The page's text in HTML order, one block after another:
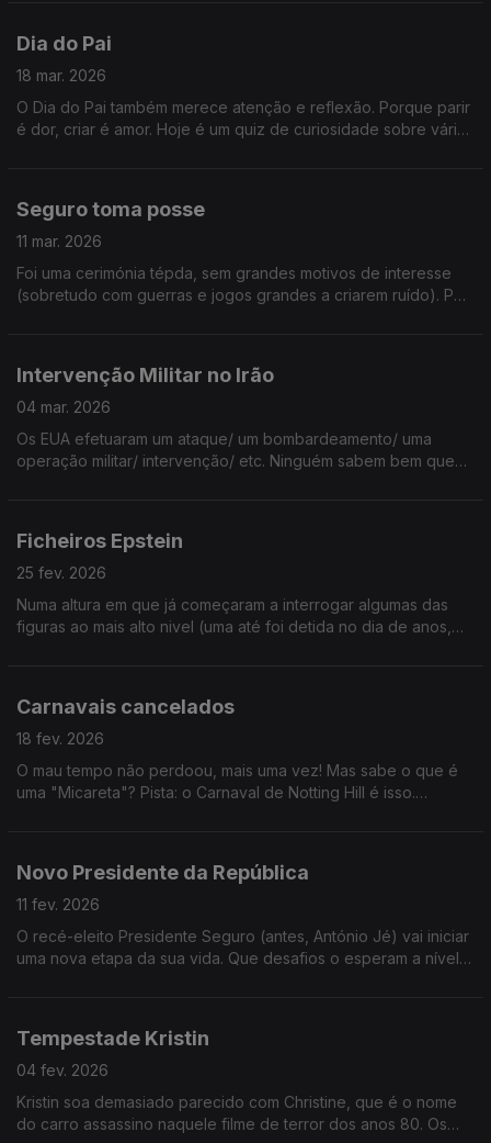
Dia do Pai
18 mar. 2026
O Dia do Pai também merece atenção e reflexão. Porque parir
é dor, criar é amor. Hoje é um quiz de curiosidade sobre vários
Seguro toma posse
11 mar. 2026
Foi uma cerimónia tépda, sem grandes motivos de interesse
(sobretudo com guerras e jogos grandes a criarem ruído). Por
Intervenção Militar no Irão
04 mar. 2026
Os EUA efetuaram um ataque/ um bombardeamento/ uma
operação militar/ intervenção/ etc. Ninguém sabem bem que
Ficheiros Epstein
25 fev. 2026
Numa altura em que já começaram a interrogar algumas das
figuras ao mais alto nivel (uma até foi detida no dia de anos,
Carnavais cancelados
18 fev. 2026
O mau tempo não perdoou, mais uma vez! Mas sabe o que é
uma "Micareta"? Pista: o Carnaval de Notting Hill é isso.
Novo Presidente da República
11 fev. 2026
O recé-eleito Presidente Seguro (antes, António Jé) vai iniciar
uma nova etapa da sua vida. Que desafios o esperam a nível
Tempestade Kristin
04 fev. 2026
Kristin soa demasiado parecido com Christine, que é o nome
do carro assassino naquele filme de terror dos anos 80. Os